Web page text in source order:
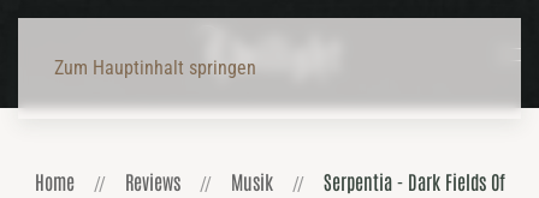
Zum Hauptinhalt springen
Home Reviews Musik
Serpentia - Dark Fields Of